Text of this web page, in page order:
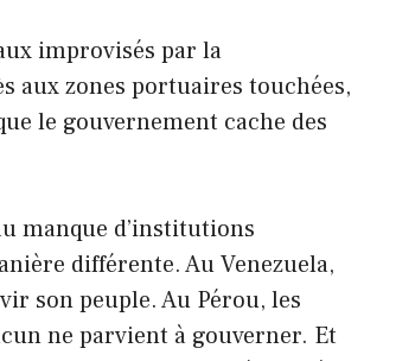
improvisés par la
aux zones portuaires touchées,
le gouvernement cache des
manque d’institutions
différente. Au Venezuela,
son peuple. Au Pérou, les
ne parvient à gouverner. Et